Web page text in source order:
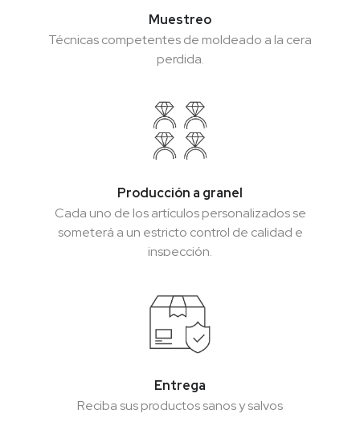
Muestreo
Técnicas competentes de moldeado a la cera
perdida.
Muestreo
Técnicas competentes de moldeado a la cera
perdida.
Producción a granel
Cada uno de los artículos personalizados se
someterá a un estricto control de calidad e
inspección.
Producción a granel
Cada uno de los artículos personalizados se
someterá a un estricto control de calidad e
inspección.
Entrega
Reciba sus productos sanos y salvos
Entrega
Reciba sus productos sanos y salvos